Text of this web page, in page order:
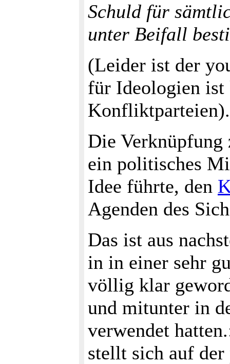
Schuld für
unter Beifall
(Leider ist der
für Ideologien ist
Konfliktparteien).
Die
ein politisches
Idee führte, den
Agenden des
Das ist aus
in in einer sehr
völlig klar
und mitunter in
verwendet
stellt sich auf der